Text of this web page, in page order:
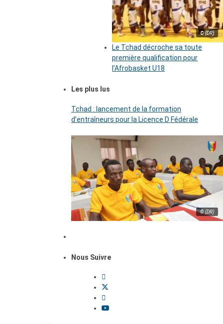
© (DR)
Le Tchad décroche sa toute
première qualification pour
l’Afrobasket U18
Les plus lus
Tchad : lancement de la formation
d’entraîneurs pour la Licence D Fédérale
© (DR)
Nous Suivre